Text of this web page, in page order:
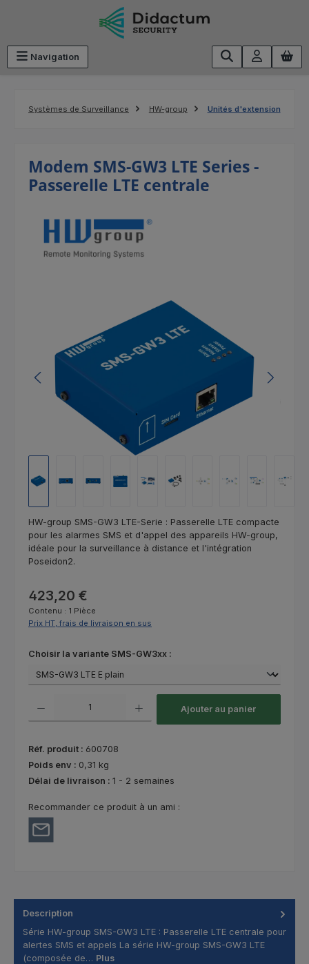
Passer au contenu principal
Navigation
Systèmes de Surveillance HW-group Unités d'extension
Modem SMS-GW3 LTE Series -
Passerelle LTE centrale
HW-group SMS-GW3 LTE-Serie : Passerelle LTE compacte
pour les alarmes SMS et d'appel des appareils HW-group,
idéale pour la surveillance à distance et l'intégration
Poseidon2.
Prix régulier :
423,20 €
Contenu : 1 Pièce
Prix HT, frais de livraison en sus
Sélectionnez
Choisir la variante SMS-GW3xx :
Ajouter au panier
Réf. produit : 600708
Poids env : 0,31 kg
Délai de livraison : 1 - 2 semaines
Recommander ce produit à un ami :
Description
Série HW-group SMS-GW3 LTE : Passerelle LTE centrale pour
alertes SMS et appels La série HW-group SMS-GW3 LTE
(composée de… Plus